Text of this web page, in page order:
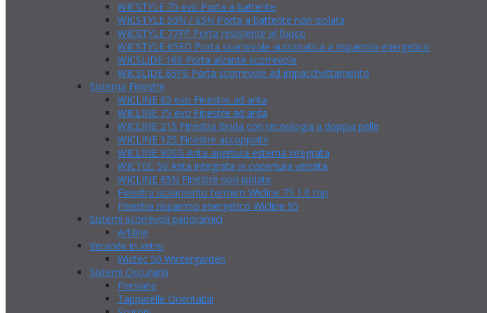
WICSTYLE 75 evo Porta a battente
WICSTYLE 50N / 65N Porta a battente non isolata
WICSTYLE 77FP Porta resistente al fuoco
WICSTYLE 65ED Porta scorrevole automatica a risparmio energetico
WICSLIDE 160 Porta alzante scorrevole
WICSLIDE 65FS Porta scorrevole ad impacchettamento
Sistema Finestre
WICLINE 65 evo Finestre ad anta
WICLINE 75 evo Finestre ad anta
WICLINE 215 Finestra ibrida con tecnologia a doppia pelle
WICLINE 125 Finestre accoppiate
WICLINE 90SG Anta apertura esterna integrata
WICTEC 50 Anta integrata in copertura vetrata
WICLINE 65N Finestre non isolate
Finestra isolamento termico Wicline 75 1.0 top
Finestra risparmio energetico Wicline 95
Sistemi scorrevoli panoramici
Artiline
Verande in vetro
Wictec 50 Wintergarden
Sistemi Oscuranti
Persiane
Tapparelle Orientabili